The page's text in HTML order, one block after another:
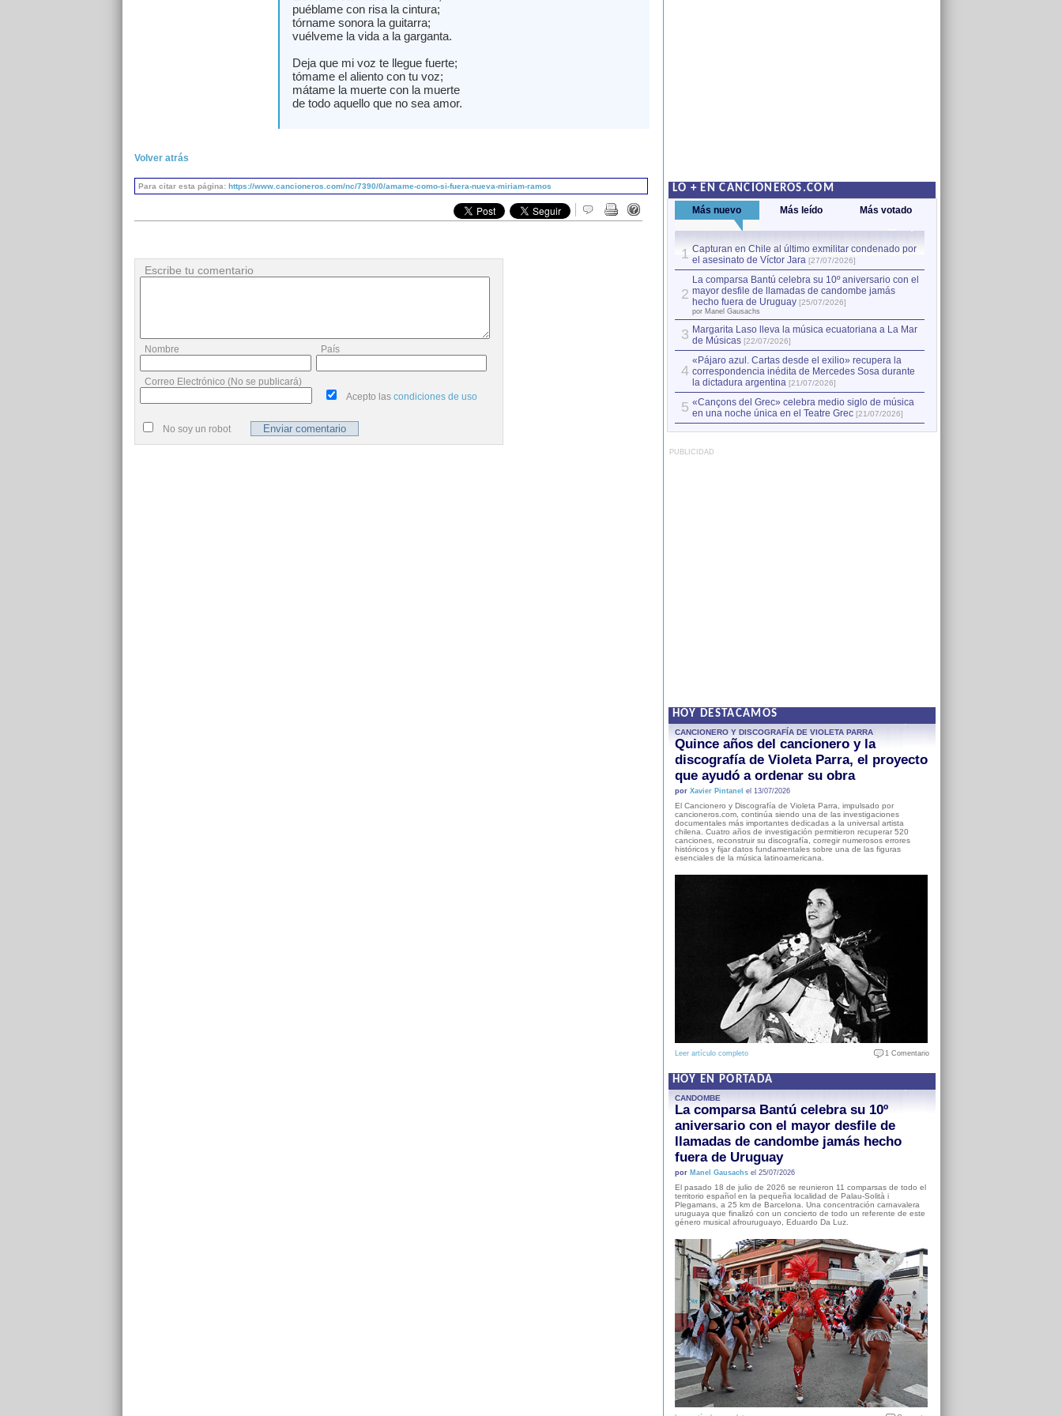
puéblame con risa la cintura;
tórname sonora la guitarra;
vuélveme la vida a la garganta.
Deja que mi voz te llegue fuerte;
tómame el aliento con tu voz;
mátame la muerte con la muerte
de todo aquello que no sea amor.
Volver atrás
Para citar esta página: https://www.cancioneros.com/nc/7390/0/amame-como-si-fuera-nueva-miriam-ramos
Escribe tu comentario
Nombre País
Correo Electrónico (No se publicará)
Acepto las condiciones de uso
No soy un robot
LO + EN CANCIONEROS.COM
Más nuevo Más leído Más votado
1 Capturan en Chile al último exmilitar condenado por
el asesinato de Víctor Jara [27/07/2026]
2
La comparsa Bantú celebra su 10º aniversario con el
mayor desfile de llamadas de candombe jamás
hecho fuera de Uruguay [25/07/2026]
por Manel Gausachs
3 Margarita Laso lleva la música ecuatoriana a La Mar
de Músicas [22/07/2026]
4
«Pájaro azul. Cartas desde el exilio» recupera la
correspondencia inédita de Mercedes Sosa durante
la dictadura argentina [21/07/2026]
5 «Cançons del Grec» celebra medio siglo de música
en una noche única en el Teatre Grec [21/07/2026]
PUBLICIDAD
HOY DESTACAMOS
CANCIONERO Y DISCOGRAFÍA DE VIOLETA PARRA
Quince años del cancionero y la
discografía de Violeta Parra, el proyecto
que ayudó a ordenar su obra
por Xavier Pintanel el 13/07/2026
El Cancionero y Discografía de Violeta Parra, impulsado por
cancioneros.com, continúa siendo una de las investigaciones
documentales más importantes dedicadas a la universal artista
chilena. Cuatro años de investigación permitieron recuperar 520
canciones, reconstruir su discografía, corregir numerosos errores
históricos y fijar datos fundamentales sobre una de las figuras
esenciales de la música latinoamericana.
Leer artículo completo 1 Comentario
HOY EN PORTADA
CANDOMBE
La comparsa Bantú celebra su 10º
aniversario con el mayor desfile de
llamadas de candombe jamás hecho
fuera de Uruguay
por Manel Gausachsel 25/07/2026
El pasado 18 de julio de 2026 se reunieron 11 comparsas de todo el
territorio español en la pequeña localidad de Palau-Solità i
Plegamans, a 25 km de Barcelona. Una concentración carnavalera
uruguaya que finalizó con un concierto de todo un referente de este
género musical afrouruguayo, Eduardo Da Luz.